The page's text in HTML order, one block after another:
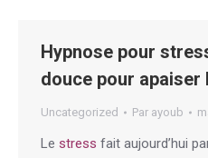
Hypnose pour
douce pour apaiser
Uncategorized Par ayoub
Le stress fait aujourd’hui